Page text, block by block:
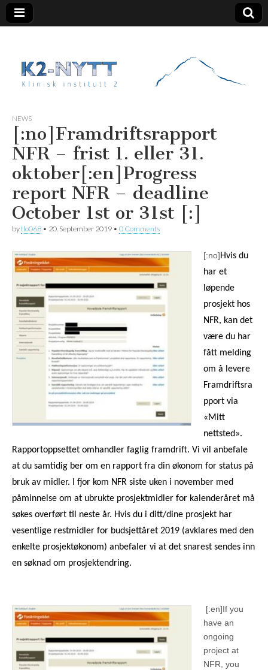
K2 Nytt
NEWS
[:no]Framdriftsrapport
NFR – frist 1. eller 31.
oktober[:en]Progress
report NFR – deadline
October 1st or 31st [:]
bytlo068 • 20. September 2019 • 0 Comments
[:no]Hvis du
har et
løpende
prosjekt hos
NFR, kan det
være du har
fått melding
om å levere
Framdriftsra
pport via
«Mitt
nettsted».
Rapportoppsettet omhandler faglig framdrift. Vi vil anbefale
at du samtidig ber om en rapport fra din økonom for status på
bruk av midler. I fjor kom NFR siste uken i november med
påminnelse om at ubrukte prosjektmidler for kalenderåret må
søkes overført til neste år. Hvis du i ditt/dine prosjekt har
vesentlige restmidler for budsjettåret 2019 (avklares med den
enkelte prosjektøkonom) anbefaler vi at det snarest sendes inn
en søknad om prosjektendring.
[:en]If you
have an
ongoing
project at
NFR, you